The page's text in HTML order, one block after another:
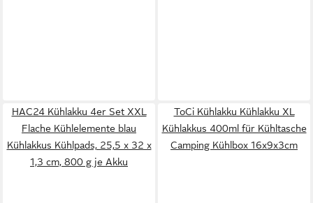
HAC24 Kühlakku 4er Set XXL
Flache Kühlelemente blau
Kühlakkus Kühlpads, 25,5 x 32 x
1,3 cm, 800 g je Akku
ToCi Kühlakku Kühlakku XL
Kühlakkus 400ml für Kühltasche
Camping Kühlbox 16x9x3cm